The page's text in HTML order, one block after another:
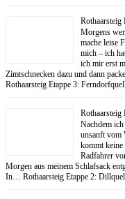
Rothaarsteig
Morgens
mache leise
mich – ich
ich mir erst
Zimtschnecken dazu und dann
Rothaarsteig Etappe 3:
Nachdem
unsanft vom
kommt keine
Radfahrer
Morgen aus meinem Schlafsack
In… Rothaarsteig Etappe 2: